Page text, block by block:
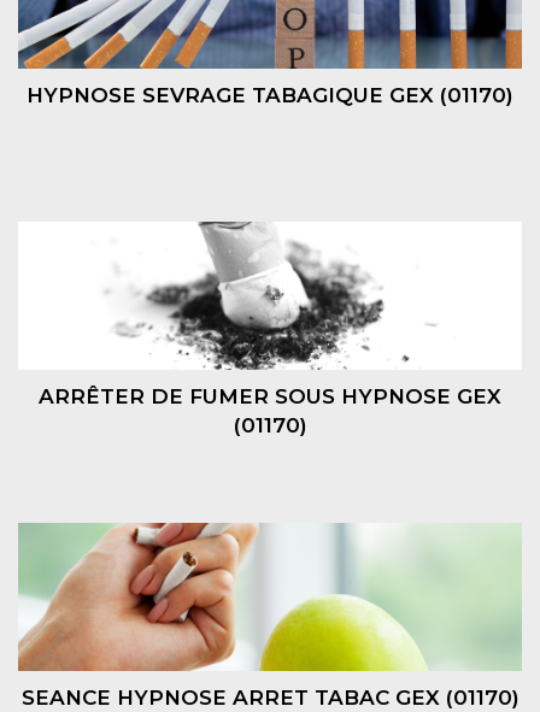
HYPNOSE SEVRAGE TABAGIQUE GEX (01170)
ARRÊTER DE FUMER SOUS HYPNOSE GEX
(01170)
SEANCE HYPNOSE ARRET TABAC GEX (01170)